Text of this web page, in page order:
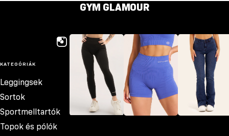
GYM GLAMOUR
KATEGÓRIÁK
Leggingsek
Sortok
Sportmelltartók
Topok és pólók